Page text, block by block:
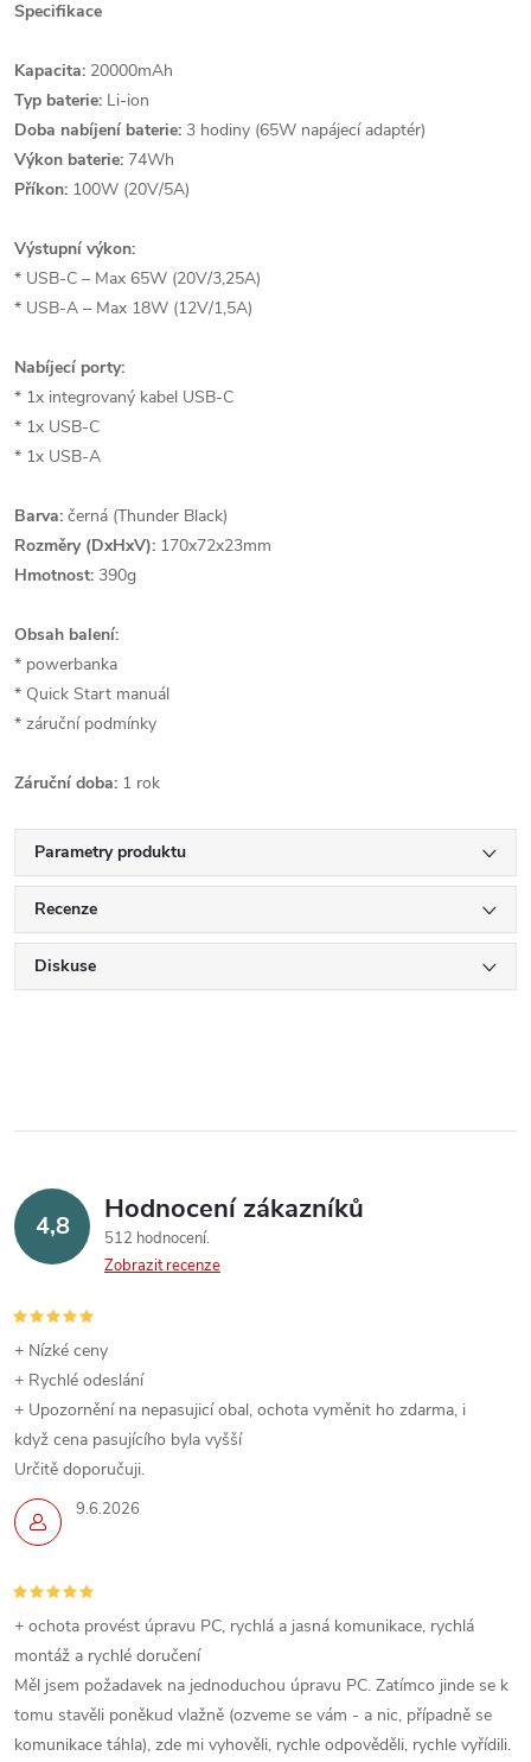
Specifikace
Kapacita: 20000mAh
Typ baterie: Li-ion
Doba nabíjení baterie: 3 hodiny (65W napájecí adaptér)
Výkon baterie: 74Wh
Příkon: 100W (20V/5A)
Výstupní výkon:
* USB-C – Max 65W (20V/3,25A)
* USB-A – Max 18W (12V/1,5A)
Nabíjecí porty:
* 1x integrovaný kabel USB-C
* 1x USB-C
* 1x USB-A
Barva: černá (Thunder Black)
Rozměry (DxHxV): 170x72x23mm
Hmotnost: 390g
Obsah balení:
* powerbanka
* Quick Start manuál
* záruční podmínky
Záruční doba: 1 rok
Parametry produktu
Recenze
Diskuse
4,8 Hodnocení zákazníků
512 hodnocení
Zobrazit recenze
9.6.2026
+ Nízké ceny
+ Rychlé odeslání
+ Upozornění na nepasujicí obal, ochota vyměnit ho zdarma, i
když cena pasujícího byla vyšší
Určitě doporučuji.
+ ochota provést úpravu PC, rychlá a jasná komunikace, rychlá
montáž a rychlé doručení
Měl jsem požadavek na jednoduchou úpravu PC. Zatímco jinde se k
tomu stavěli poněkud vlažně (ozveme se vám - a nic, případně se
komunikace táhla), zde mi vyhověli, rychle odpověděli, rychle vyřídili.